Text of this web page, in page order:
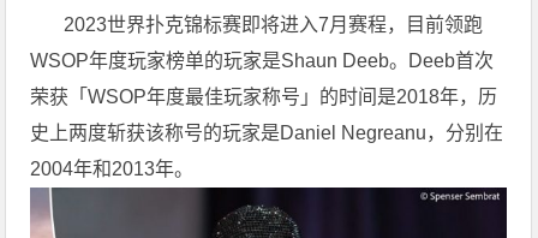
2023世界扑克锦标赛即将进入7月赛程，目前领跑
WSOP年度玩家榜单的玩家是Shaun Deeb。Deeb首次
荣获「WSOP年度最佳玩家称号」的时间是2018年，历
史上两度斩获该称号的玩家是Daniel Negreanu，分别在
2004年和2013年。